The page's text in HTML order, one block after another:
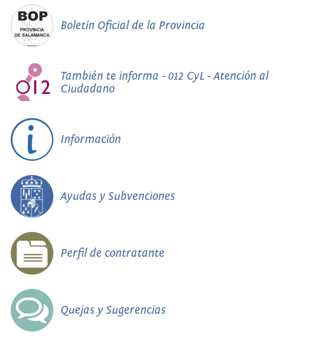
Boletín Oficial de la Provincia
También te informa - 012 CyL - Atención al
Ciudadano
Información
Ayudas y Subvenciones
Perfil de contratante
Quejas y Sugerencias